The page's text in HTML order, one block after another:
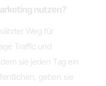
nutzen?
Weg für
Traffic und
sie jeden Tag ein
geben sie